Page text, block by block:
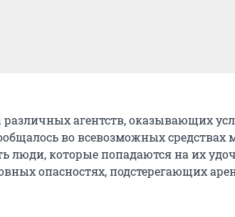
агентств, оказывающих
во всевозможных средствах
люди, которые попадаются на их
опасностях, подстерегающих